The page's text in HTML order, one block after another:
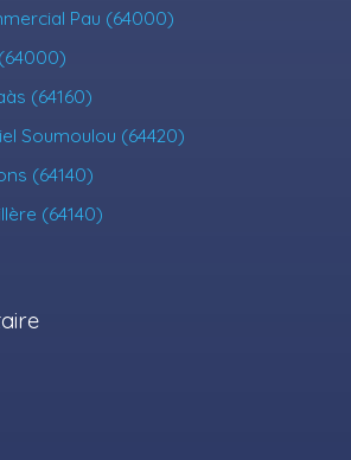
Pau (64000)
(64160)
Soumoulou (64420)
(64140)
(64140)